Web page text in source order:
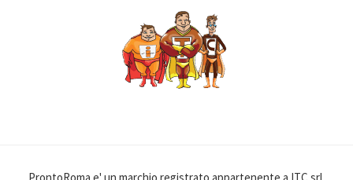
ProntoRoma e' un marchio registrato appartenente a ITC srl,